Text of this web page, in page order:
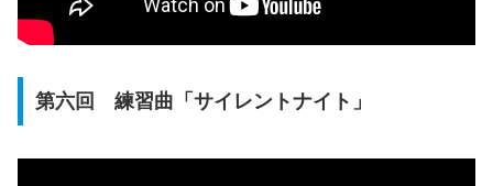
第六回 練習曲「サイレントナイト」